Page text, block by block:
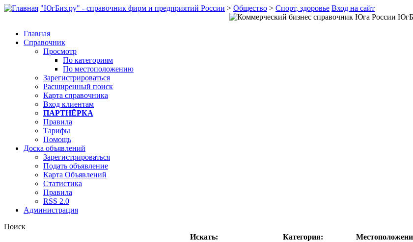
"ЮгБиз.ру" - справочник фирм и предприятий России > Общество > Спорт, здоровье Вход на сайт
Главная
Справочник
Просмотр
По категориям
По местоположению
Зарегистрироваться
Расширенный поиск
Карта справочника
Вход клиентам
ПАРТНЁРКА
Правила
Тарифы
Помощь
Доска объявлений
Зарегистрироваться
Подать объявление
Карта Объявлений
Статистика
Правила
RSS 2.0
Администрация
Поиск
Искать:
Категория: